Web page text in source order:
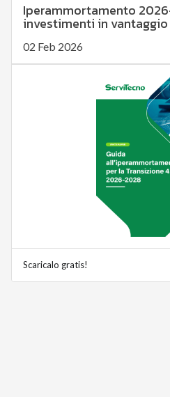
Iperammortamento
investimenti in
02 Feb 2026
Scaricalo gratis!